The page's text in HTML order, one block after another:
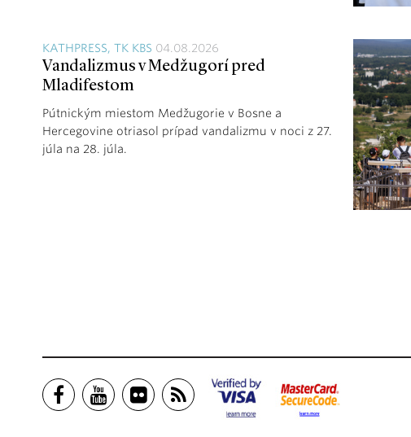
KATHPRESS, TK KBS 04.08.2026
Vandalizmus v Medžugorí pred
Mladifestom
Pútnickým miestom Medžugorie v Bosne a
Hercegovine otriasol prípad vandalizmu v noci z 27.
júla na 28. júla.